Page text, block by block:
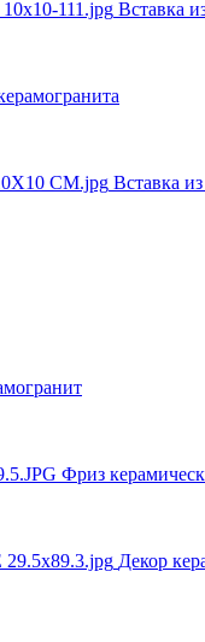
Вставка
Вставка
Фриз
Декор